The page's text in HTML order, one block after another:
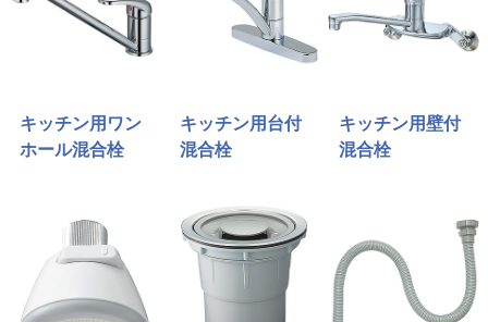
キッチン用ワン
ホール混合栓
キッチン用台付
混合栓
キッチン用壁付
混合栓